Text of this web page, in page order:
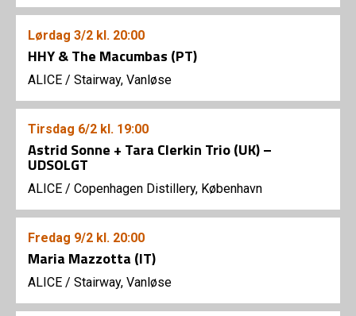
Lørdag 3/2 kl. 20:00
HHY & The Macumbas (PT)
ALICE / Stairway, Vanløse
Tirsdag 6/2 kl. 19:00
Astrid Sonne + Tara Clerkin Trio (UK) –
UDSOLGT
ALICE / Copenhagen Distillery, København
Fredag 9/2 kl. 20:00
Maria Mazzotta (IT)
ALICE / Stairway, Vanløse